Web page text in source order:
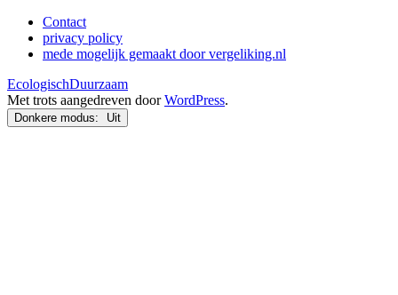
Contact
privacy policy
mede mogelijk gemaakt door vergeliking.nl
EcologischDuurzaam
Met trots aangedreven doorWordPress.
Donkere modus: